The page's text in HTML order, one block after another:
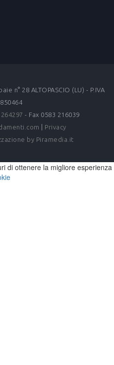
n° 28 ALTOPASCIO (LU) - P.IVA
- Fax 0583 216039
Privacy
by Piramedia.it
di ottenere la migliore esperienza